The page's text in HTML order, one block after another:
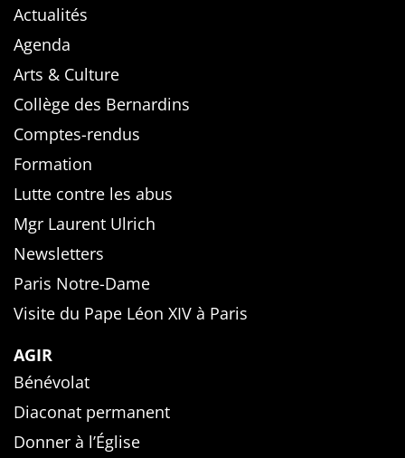
Actualités
Agenda
Arts & Culture
Collège des Bernardins
Comptes-rendus
Formation
Lutte contre les abus
Mgr Laurent Ulrich
Newsletters
Paris Notre-Dame
Visite du Pape Léon XIV à Paris
AGIR
Bénévolat
Diaconat permanent
Donner à l’Église